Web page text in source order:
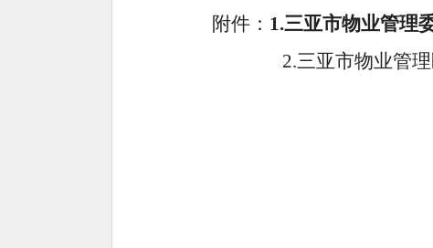
附件： 1.三亚市物业管理
2.三亚市物业管